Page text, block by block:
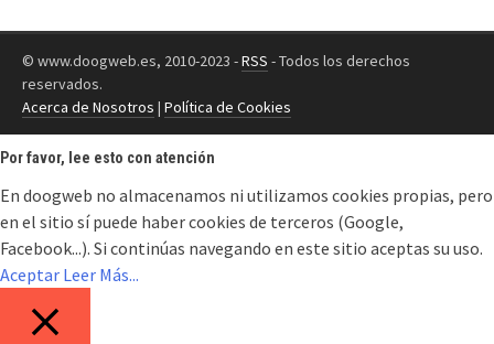
© www.doogweb.es, 2010-2023 -RSS - Todos los derechos
reservados.
Acerca de Nosotros | Política de Cookies
Por favor, lee esto con atención
En doogweb no almacenamos ni utilizamos cookies propias, pero
en el sitio sí puede haber cookies de terceros (Google,
Facebook...). Si continúas navegando en este sitio aceptas su uso.
Aceptar Leer Más...